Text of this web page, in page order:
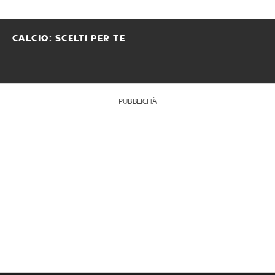
CALCIO: SCELTI PER TE
PUBBLICITÀ